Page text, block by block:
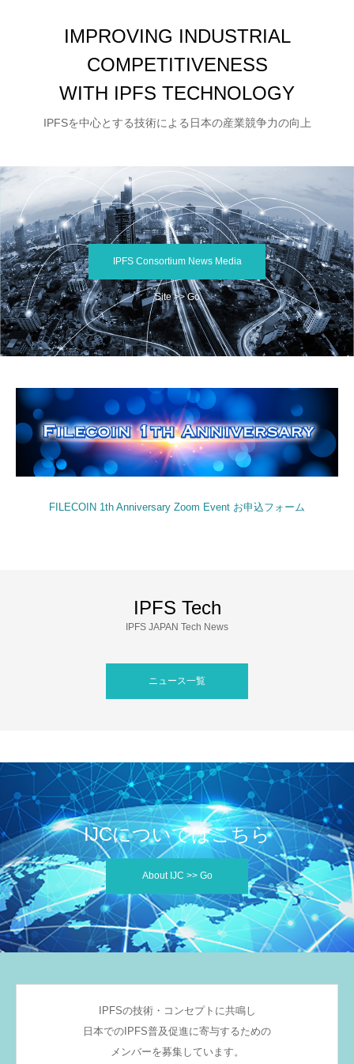
IMPROVING INDUSTRIAL
COMPETITIVENESS
WITH IPFS TECHNOLOGY
IPFSを中心とする技術による日本の産業競争力の向上
IPFS Consortium News Media
Site >> Go
FILECOIN 1th Anniversary Zoom Event お申込フォーム
IPFS Tech
IPFS JAPAN Tech News
ニュース一覧
IJCについてはこちら
About IJC >> Go
IPFSの技術・コンセプトに共鳴し
日本でのIPFS普及促進に寄与するための
メンバーを募集しています。